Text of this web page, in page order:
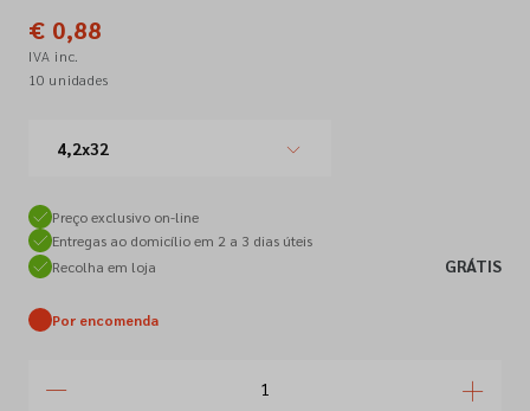
€ 0,88
IVA inc.
10 unidades
4,2x32
Preço exclusivo on-line
Entregas ao domicílio em 2 a 3 dias úteis
Recolha em loja
GRÁTIS
Por encomenda